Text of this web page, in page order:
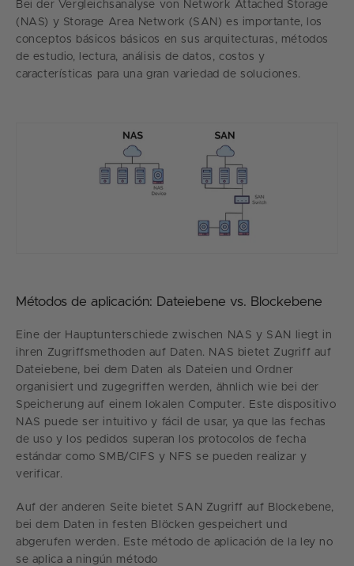
Bei der Vergleichsanalyse von Network Attached Storage
(NAS) y Storage Area Network (SAN) es importante, los
conceptos básicos básicos en sus arquitecturas, métodos
de estudio, lectura, análisis de datos, costos y
características para una gran variedad de soluciones.
Métodos de aplicación: Dateiebene vs. Blockebene
Eine der Hauptunterschiede zwischen NAS y SAN liegt in
ihren Zugriffsmethoden auf Daten. NAS bietet Zugriff auf
Dateiebene, bei dem Daten als Dateien und Ordner
organisiert und zugegriffen werden, ähnlich wie bei der
Speicherung auf einem lokalen Computer. Este dispositivo
NAS puede ser intuitivo y fácil de usar, ya que las fechas
de uso y los pedidos superan los protocolos de fecha
estándar como SMB/CIFS y NFS se pueden realizar y
verificar.
Auf der anderen Seite bietet SAN Zugriff auf Blockebene,
bei dem Daten in festen Blöcken gespeichert und
abgerufen werden. Este método de aplicación de la ley no
se aplica a ningún método